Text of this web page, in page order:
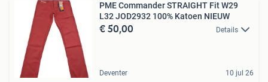
PME Commander STRAIGHT Fit W29
L32 JOD2932 100% Katoen NIEUW
€ 50,00 Details
Deventer 10 jul 26